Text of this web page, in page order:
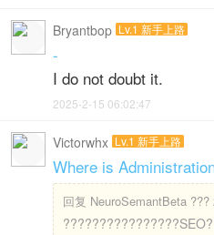
Bryantbop Lv.1 新手上路
-
I do not doubt it.
2025-2-15 06:02:47
Victorwhx Lv.1 新手上路
Where is
回复 NeuroSemantBeta ???